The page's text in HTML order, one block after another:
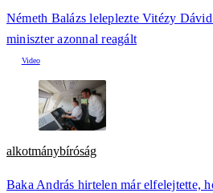
Németh Balázs leleplezte Vitézy
miniszter azonnal reagált
alkotmánybíróság
Baka András hirtelen már elfelejtette,